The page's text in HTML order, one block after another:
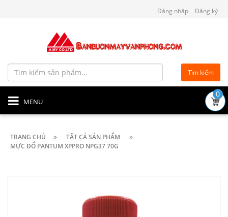
Đăng nhập Đăng ký
Tìm kiếm
MENU
0
TRANG CHỦ
TẤT CẢ SẢN PHẨM
MỰC ĐỔ PANTUM XPPRO NPG37 70G